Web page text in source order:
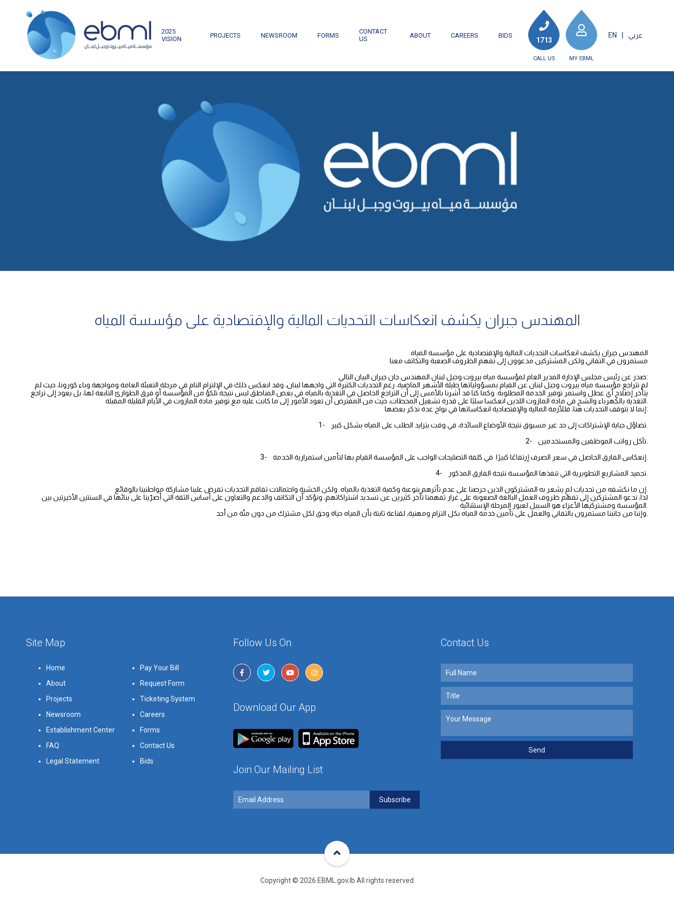
2025
VISION
PROJECTS NEWSROOM FORMS
CONTACT
US
ABOUT CAREERS BIDS
1713
CALL US MY EBML
EN عربي
المهندس جبران يكشف انعكاسات التحديات المالية والإقتصادية على مؤسسة المياه
المهندس جبران يكشف انعكاسات التحديات المالية والإقتصادية على مؤسسة المياه
مستمرون في التفاني ولكن المشتركين مدعوون إلى تفهم الظروف الصعبة والتكاتف معنا
صدر عن رئيس مجلس الإدارة المدير العام لمؤسسة مياه بيروت وجبل لبنان المهندس جان جبران البيان التالي:
لم تتراجع مؤسسة مياه بيروت وجبل لبنان عن القيام بمسؤولياتها طيلة الأشهر الماضية، رغم التحديات الكثيرة التي واجهها لبنان، وقد انعكس ذلك في الإلتزام التام في مرحلة التعبئة العامة ومواجهة وباء كورونا، حيث لم
يتأخر إصلاح أي عطل واستمر توفير الخدمة المطلوبة. وكما كنا قد أشرنا بالأمس إلى أن التراجع الحاصل في التغذية بالمياه في بعض المناطق ليس نتيجة تلكؤ من المؤسسة أو فرق الطوارئ التابعة لها، بل يعود إلى تراجع
إنما لا تتوقف التحديات هنا، فللأزمة المالية والإقتصادية انعكاساتها في نواح عدة نذكر بعضها:
لذا، ندعو المشتركين إلى تفهّم ظروف العمل البالغة الصعوبة على غرار تفهمنا تأخر كثيرين عن تسديد اشتراكاتهم، ونؤكد أن التكاتف والدعم والتعاون على أساس الثقة التي أصرّينا على بنائها في السنتين الأخيرتين بين
Site Map
Home
Pay Your Bill
About
Request Form
Projects
Ticketing System
Newsroom
Careers
Establishment Center
Forms
FAQ
Contact Us
Legal Statement
Bids
Follow Us On
Download Our App
Join Our Mailing List
Contact Us
Copyright © 2026 EBML.gov.lb All rights reserved